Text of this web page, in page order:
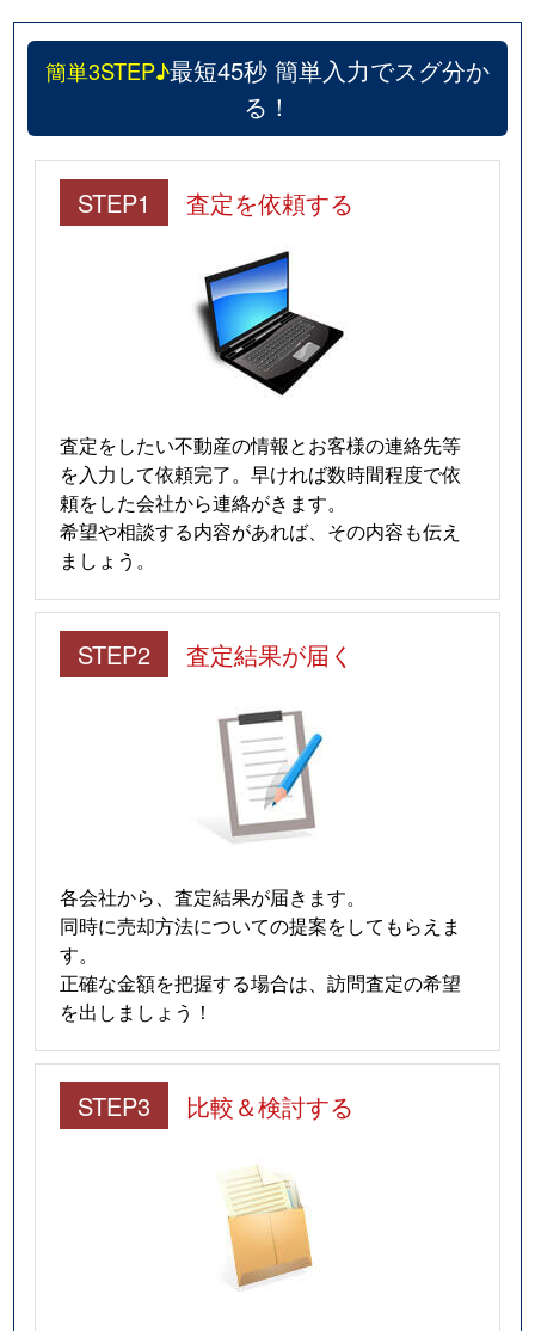
簡単3STEP♪最短45秒 簡単入力でスグ分か
る！
STEP1 査定を依頼する
査定をしたい不動産の情報とお客様の連絡先等
を入力して依頼完了。早ければ数時間程度で依
頼をした会社から連絡がきます。
希望や相談する内容があれば、その内容も伝え
ましょう。
STEP2 査定結果が届く
各会社から、査定結果が届きます。
同時に売却方法についての提案をしてもらえま
す。
正確な金額を把握する場合は、訪問査定の希望
を出しましょう！
STEP3 比較＆検討する